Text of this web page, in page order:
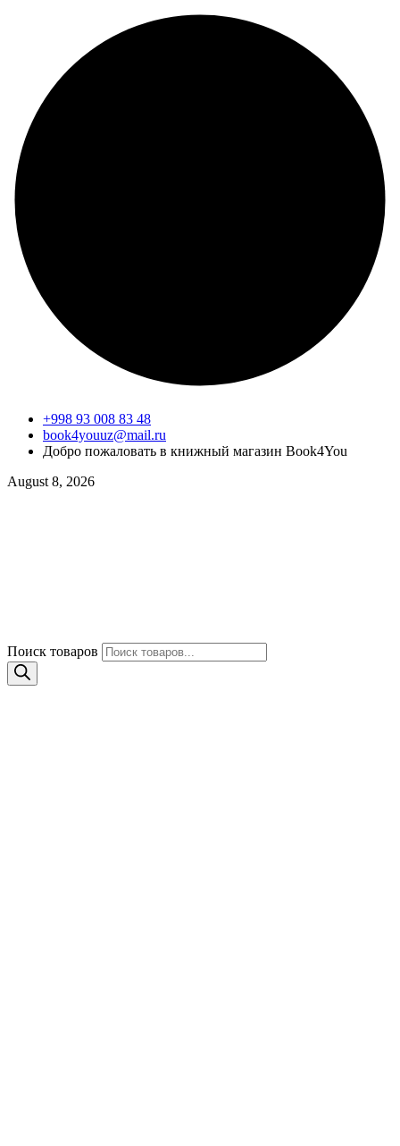
+998 93 008 83 48
book4youuz@mail.ru
Добро пожаловать в книжный магазин Book4You
August 8, 2026
Поиск товаров